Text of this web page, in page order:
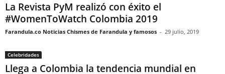
La Revista PyM realizó con éxito el
#WomenToWatch Colombia 2019
Farandula.co Noticias Chismes de Farandula y famosos - 29 julio, 2019
Celebridades
Llega a Colombia la tendencia mundial en